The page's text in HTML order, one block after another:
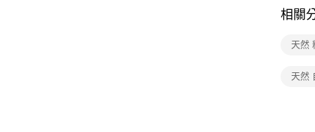
相關
天然
天然